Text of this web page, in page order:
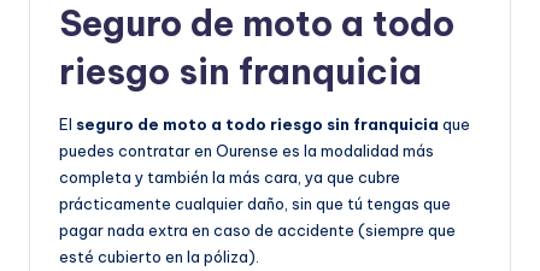
Seguro de moto a todo
riesgo sin franquicia
El seguro de moto a todo riesgo sin franquicia que
puedes contratar en Ourense es la modalidad más
completa y también la más cara, ya que cubre
prácticamente cualquier daño, sin que tú tengas que
pagar nada extra en caso de accidente (siempre que
esté cubierto en la póliza).